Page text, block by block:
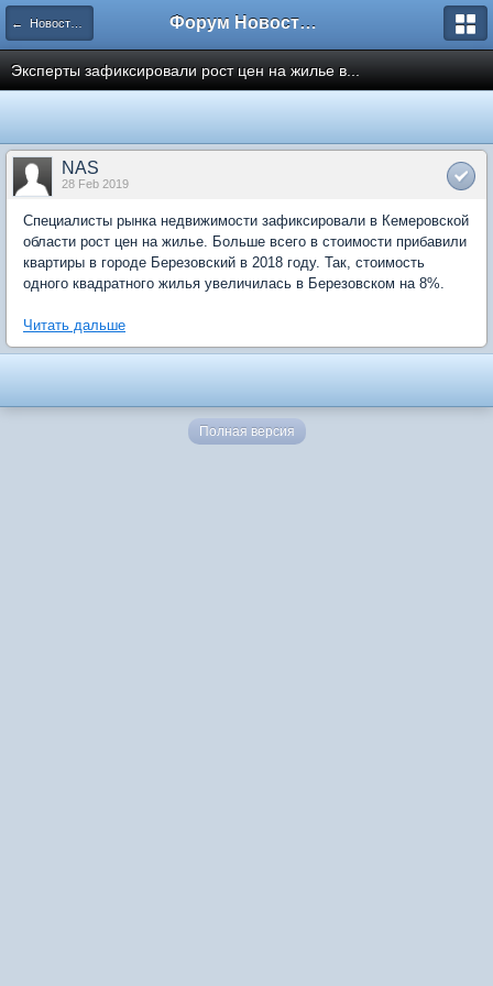
← Новости рынка недвижимости Форум Новостройки
Эксперты зафиксировали рост цен на жилье в...
NAS
28 Feb 2019
Специалисты рынка недвижимости зафиксировали в Кемеровской
области рост цен на жилье. Больше всего в стоимости прибавили
квартиры в городе Березовский в 2018 году. Так, стоимость
одного квадратного жилья увеличилась в Березовском на 8%.
Читать дальше
Полная версия